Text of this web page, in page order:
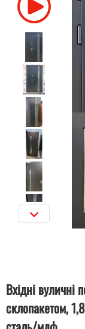
Вхідні вуличні
склопакетом,